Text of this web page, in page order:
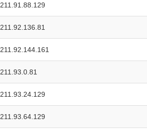
211.91.88.129
211.92.136.81
211.92.144.161
211.93.0.81
211.93.24.129
211.93.64.129